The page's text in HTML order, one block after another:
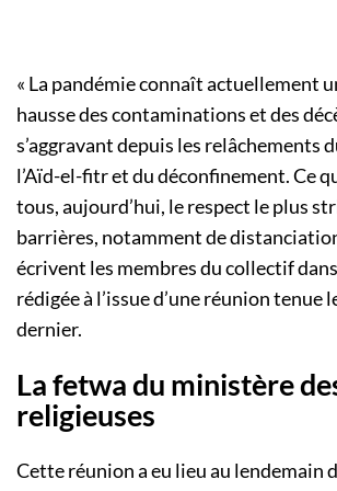
« La pandémie connaît actuellement
hausse des contaminations et des
s’aggravant depuis les relâchements
l’Aïd-el-fitr et du déconfinement. Ce
tous, aujourd’hui, le respect le plus
barrières, notamment de
écrivent les membres du collectif
rédigée à l’issue d’une réunion tenue
dernier.
La fetwa du ministère
religieuses
Cette réunion a eu lieu au lendemain